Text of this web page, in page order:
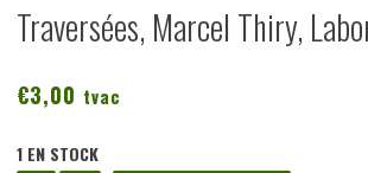
Traversées, Marcel Thiry,
€3,00 tvac
1 EN STOCK